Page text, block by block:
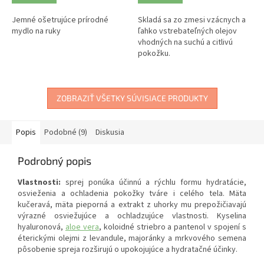
Jemné ošetrujúce prírodné
mydlo na ruky
Skladá sa zo zmesi vzácnych a
ľahko vstrebateľných olejov
vhodných na suchú a citlivú
pokožku.
ZOBRAZIŤ VŠETKY SÚVISIACE PRODUKTY
Popis Podobné (9) Diskusia
Podrobný popis
Vlastnosti: sprej ponúka účinnú a rýchlu formu hydratácie,
osvieženia a ochladenia pokožky tváre i celého tela. Mäta
kučeravá, mäta pieporná a extrakt z uhorky mu prepožičiavajú
výrazné osviežujúce a ochladzujúce vlastnosti. Kyselina
hyaluronová, aloe vera, koloidné striebro a pantenol v spojení s
éterickými olejmi z levandule, majoránky a mrkvového semena
pôsobenie spreja rozširujú o upokojujúce a hydratačné účinky.